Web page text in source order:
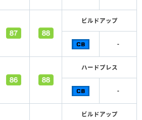
ビルドアップ
-
ハードプレス
-
ビルドアップ